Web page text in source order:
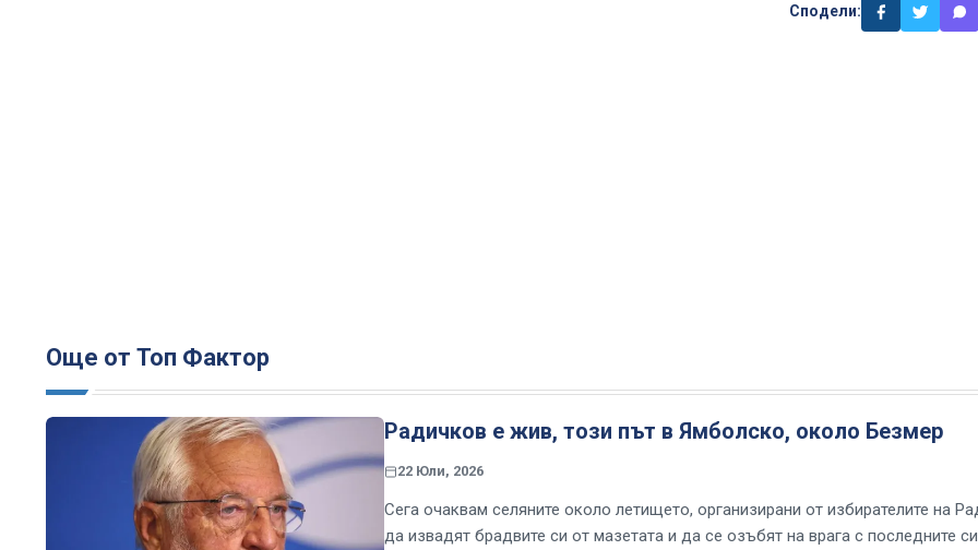
Сподели:
Още от Топ Фактор
Радичков е жив, този път в Ямболско, около Безмер
22 Юли, 2026
Сега очаквам селяните около летището, организирани от избирателите на
да извадят брадвите си от мазетата и да се озъбят на врага с последните